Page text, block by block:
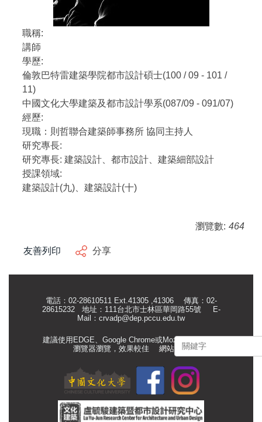
職稱:
講師
學歷:
倫敦巴特雷建築學院都市設計碩士(100 / 09 - 101 /
11)
中國文化大學建築及都市設計學系(087/09 - 091/07)
經歷:
現職：則哲聯合建築師事務所 協同主持人
研究專長:
研究專長: 建築設計、都市設計、建築細部設計
授課領域:
建築設計(九)、建築設計(十)
瀏覽數: 464
友善列印 分享
電話：02-28610511 Ext.41305 ,41306 傳真：02-
28615232 地址：111台北市士林區華岡路55號
E-
Mail： crvadp@dep.pccu.edu.tw
建議使用EDGE、Google Chrome或Mozilla Firefox等
瀏覽器瀏覽，效果較佳 網站管理